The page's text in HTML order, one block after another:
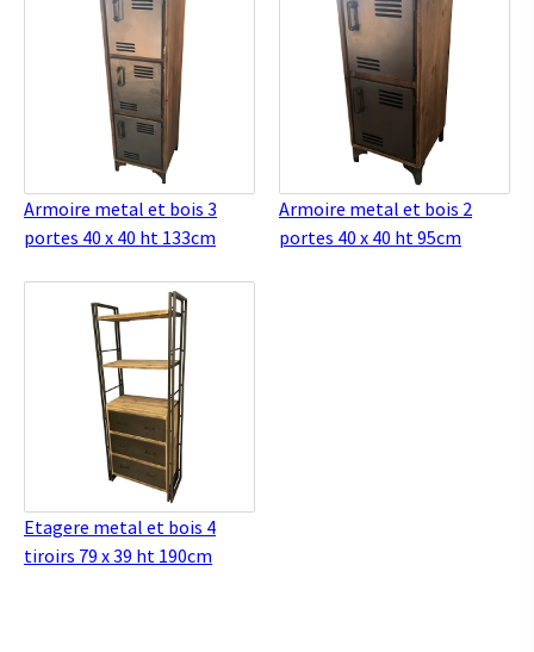
Armoire metal et bois 3
portes 40 x 40 ht 133cm
Armoire metal et bois 2
portes 40 x 40 ht 95cm
Etagere metal et bois 4
tiroirs 79 x 39 ht 190cm